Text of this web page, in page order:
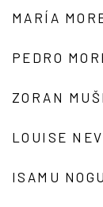
MARÍA
PEDRO
ZORAN
LOUISE
ISAMU